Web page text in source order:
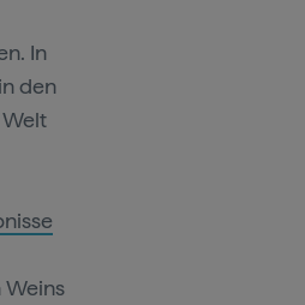
In
den
Weins